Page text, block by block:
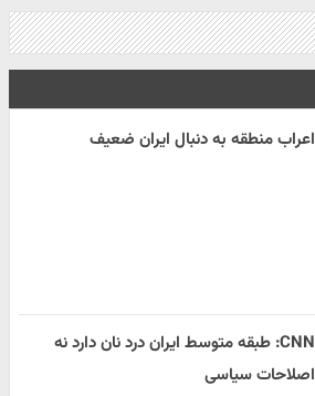
اعراب منطقه به دنبال ایران ضعیف
CNN: طبقه متوسط ایران درد نان دارد نه
اصلاحات سیاسی